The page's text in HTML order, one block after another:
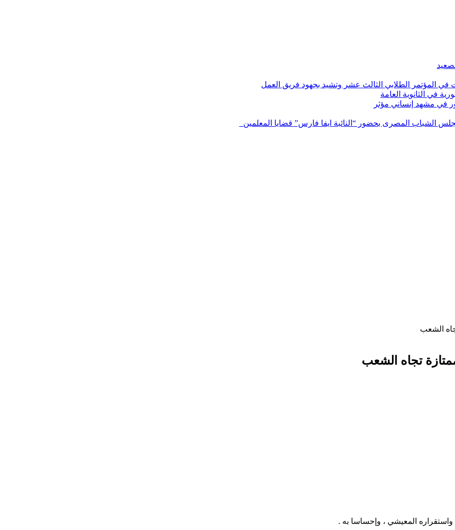
في المؤتمر الطلابي الثالث عشر وتشيد بجهود فريق العمل
في الثانوية العامة
في مشهد إنساني مؤثر
الشباب المصرى بحضور “النائبة ايفا فارس” قضايا المعلمين
الشعب
تجاه الشعب
المعيشي ، وإحساسا به .